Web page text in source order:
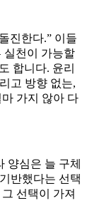
진한다.” 이들
실천이 가능할
합니다. 윤리
고 방향 없는,
가지 않아 다
양심은 늘 구체
반했다는 선택
선택이 가져